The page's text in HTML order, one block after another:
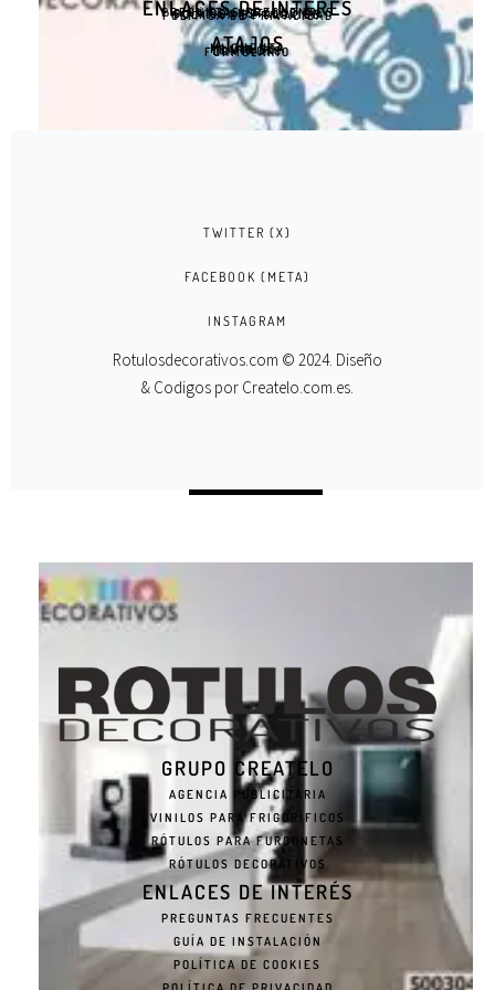
ENLACES DE INTERÉS
PREGUNTAS FRECUENTES
GUÍA DE INSTALACIÓN
POLÍTICA DE COOKIES
POLÍTICA DE PRIVACIDAD
ATAJOS
MI CUENTA
CARRITO
CONTACTO
FORMULARIO
TWITTER (X)
FACEBOOK (META)
INSTAGRAM
Rotulosdecorativos.com © 2024. Diseño
& Codigos por Createlo.com.es.
GRUPO CREATELO
AGENCIA PUBLICITARIA
VINILOS PARA FRIGORÍFICOS
RÓTULOS PARA FURGONETAS
RÓTULOS DECORATIVOS
ENLACES DE INTERÉS
PREGUNTAS FRECUENTES
GUÍA DE INSTALACIÓN
POLÍTICA DE COOKIES